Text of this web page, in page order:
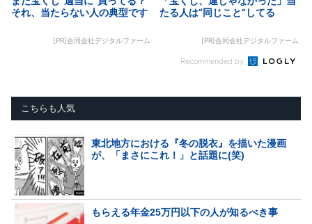
それ、当たらない人の典型です
[PR]合同会社デジタルファーム
たる人は“同じこと”してる
[PR]合同会社デジタルファーム
Recommended by
こちらも人気
東北地方における『冬の脱衣』を描いた漫画
が、「まさにこれ！」と話題に(笑)
もらえる年金25万円以下の人が知るべき事